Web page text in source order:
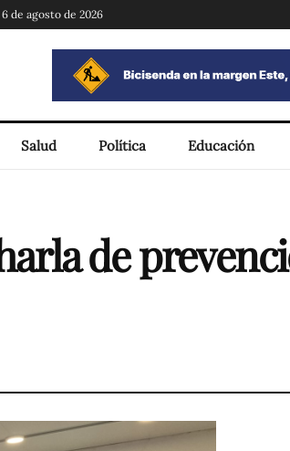
6 de agosto de 2026
Salud Política Educación
de